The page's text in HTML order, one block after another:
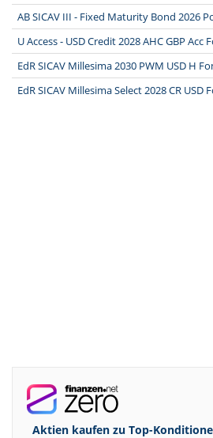
AB SICAV III - Fixed Maturity Bond 2026
U Access - USD Credit 2028 AHC GBP Acc
EdR SICAV Millesima 2030 PWM USD H
EdR SICAV Millesima Select 2028 CR USD
Aktien kaufen zu Top-